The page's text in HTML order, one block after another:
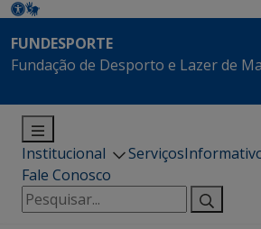
FUNDESPORTE
Fundação de Desporto e Lazer de
Institucional Serviços
Fale Conosco
Pesquisar
por: